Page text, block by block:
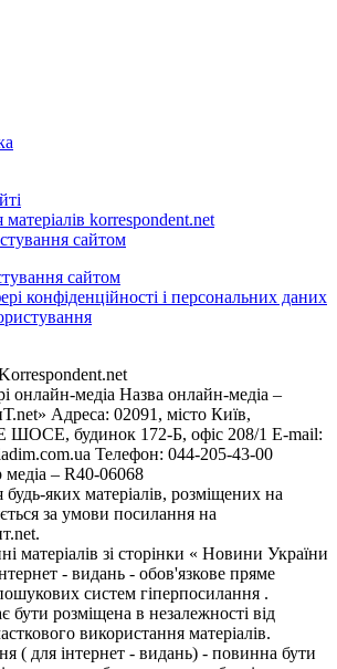
korrespondent.net
сайтом
сайтом
конфіденційності і персональних даних
онлайн-медіа Назва онлайн-медіа –
Адреса: 02091, місто Київ,
будинок 172-Б, офіс 208/1 E-mail:
Телефон: 044-205-43-00
медіа – R40-06068
яких матеріалів, розміщених на
за умови посилання на
матеріалів зі сторінки « Новини України
- видань - обов'язкове пряме
систем гіперпосилання .
бути розміщена в незалежності від
використання матеріалів.
( для інтернет - видань) - повинна бути